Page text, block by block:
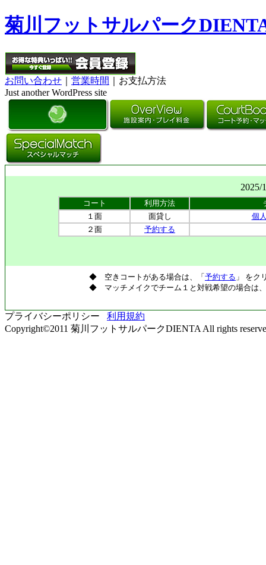
菊川フットサルパーク
お問い合わせ 営業時間
｜お支払方法
Just another WordPress site
2025/
コート 利用方法
１面
面貸し
個
２面
予約する
◆ 空きコートがある場合は、「 予約する 」 をク
◆ マッチメイクでチーム１と対戦希望の場合は
プライバシーポリシー 利用規約
Copyright©2011 菊川フットサルパークDIENTA All rights